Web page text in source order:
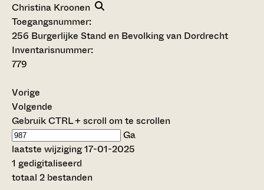
Christina Kroonen
Toegangsnummer:
256 Burgerlijke Stand en Bevolking van Dordrecht
Inventarisnummer:
779
Vorige
Volgende
Gebruik CTRL + scroll om te scrollen
Ga
laatste wijziging 17-01-2025
1 gedigitaliseerd
totaal 2 bestanden